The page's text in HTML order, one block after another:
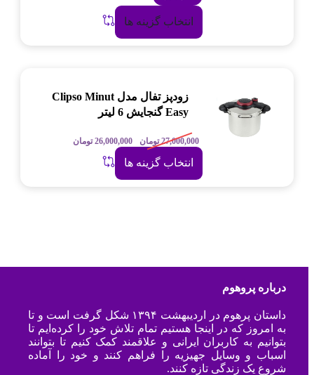
انتخاب گزینه ها
زودپز تفال مدل Clipso Minut
Easy گنجایش 6 لیتر
27,000,000 تومان 26,000,000 تومان
انتخاب گزینه ها
درباره پروهوم
داستان پرهوم در اردیبهشت ۱۳۹۴ شکل گرفت است و تا
به امروز که در اینجا هستیم تمام تلاش خود را کرده‌ایم تا
بتوانیم به کاربران ایرانی و علاقمند کمک کنیم تا بتوانند
اسباب و وسایل جهیزیه را فراهم کنند و خود را آماده
شروع یک زندگی تازه کنند.